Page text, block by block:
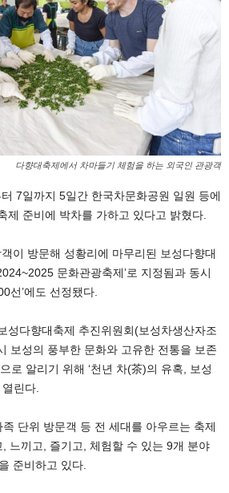
다향대축제에서 차마들기 체험을 하는 외국인 관광객
7일까지 5일간 한국차문화공원 일원 등에
제 준비에 박차를 가하고 있다고 밝혔다.
이 방문해 성황리에 마무리된 보성다향대
문화관광축제’로 지정됨과 동시
선’에도 선정됐다.
성다향대축제 추진위원회(보성차생산자조
보성의 풍부한 문화와 고유한 전통을 보존
로 알리기 위해 ‘천년 차(茶)의 유혹, 보성
열린다.
단위 방문객 등 전 세대를 아우르는 축제
느끼고, 즐기고, 체험할 수 있는 9개 분야
준비하고 있다.